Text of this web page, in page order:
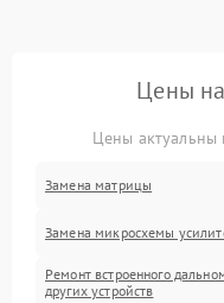
Цены
Цены актуальны
Замена матрицы
Замена микросхемы
Ремонт встроенного
других устройств